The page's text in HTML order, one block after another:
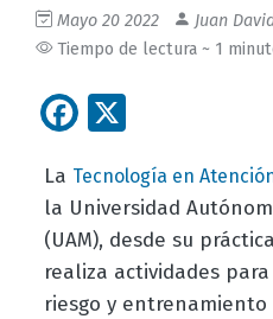
Mayo 20 2022
Juan
Tiempo de lectura ~ 1
Facebook
La Tecnología en
la Universidad
(UAM), desde su práctica
realiza actividades
riesgo y